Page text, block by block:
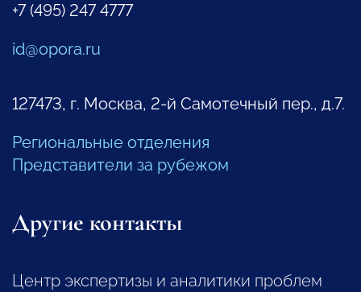
+7 (495) 247 4777
id@opora.ru
127473, г. Москва, 2-й Самотечный пер., д.7.
Региональные отделения
Представители за рубежом
Другие контакты
Центр экспертизы и аналитики проблем